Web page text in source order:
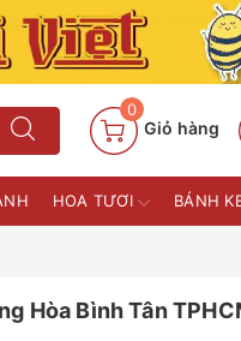
0
Giỏ hàng
HOA TƯƠI BÁNH
Hòa Bình Tân